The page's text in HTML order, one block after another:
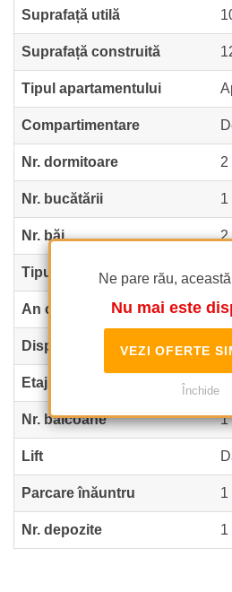
Ne pare rău,
Nu mai este
VEZI OFERTE
Închide
Suprafață utilă
Suprafață construită
Tipul apartamentului
Compartimentare
Nr. dormitoare 2
Nr. bucătării 1
Nr. băi 2
Tipul clădirii
An construcție
Dispunere
Etaj
Nr. balcoane 1
Lift
Parcare înăuntru 1
Nr. depozite 1